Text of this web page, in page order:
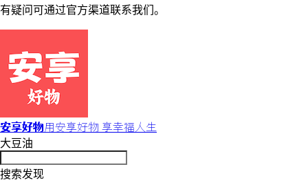
有疑问可通过官方渠道联系我们。
安享好物用安享好物 享幸福人生
大豆油
搜索发现